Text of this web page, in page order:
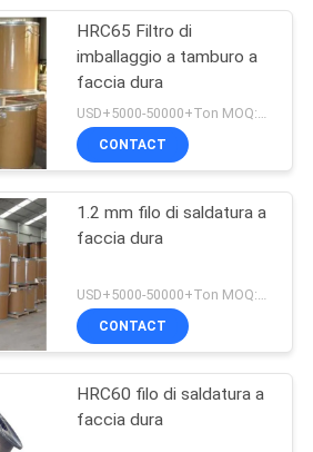
HRC65 Filtro di
imballaggio a tamburo a
faccia dura
USD+5000-50000+Ton MOQ:1 tonnellata
CONTACT
1.2 mm filo di saldatura a
faccia dura
CONTACT
HRC60 filo di saldatura a
faccia dura